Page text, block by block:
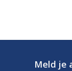
Meld je